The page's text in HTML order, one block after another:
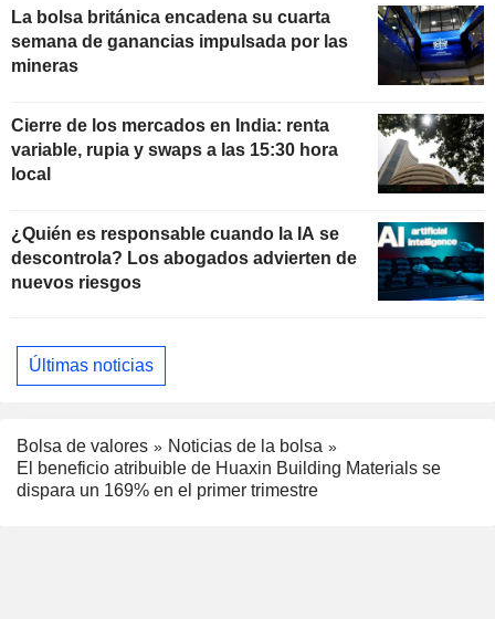
La bolsa británica encadena su cuarta
semana de ganancias impulsada por las
mineras
Cierre de los mercados en India: renta
variable, rupia y swaps a las 15:30 hora
local
¿Quién es responsable cuando la IA se
descontrola? Los abogados advierten de
nuevos riesgos
Últimas noticias
Bolsa de valores
Noticias de la bolsa
El beneficio atribuible de Huaxin Building Materials se
dispara un 169% en el primer trimestre